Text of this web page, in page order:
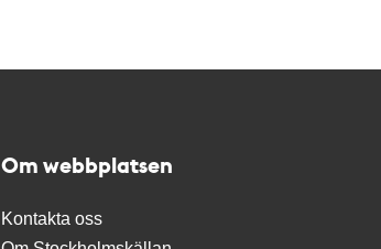
Om webbplatsen
Kontakta oss